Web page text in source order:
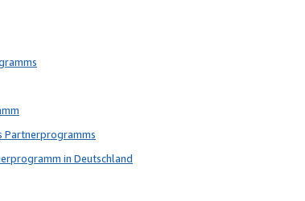
Partnerprogramms
in Deutschland